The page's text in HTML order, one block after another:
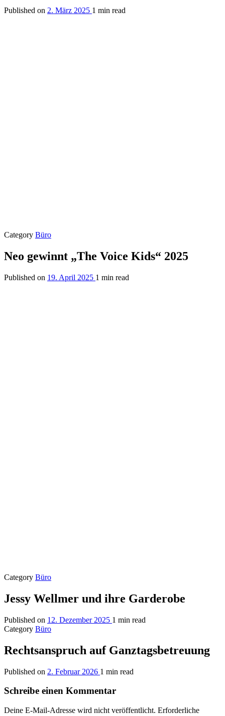
Published on 2. März 2025 1 min read
Category Büro
Neo gewinnt „The Voice Kids“ 2025
Published on 19. April 2025 1 min read
Category Büro
Jessy Wellmer und ihre Garderobe
Published on 12. Dezember 2025 1 min read
Category Büro
Rechtsanspruch auf Ganztagsbetreuung
Published on 2. Februar 2026 1 min read
Schreibe einen Kommentar
Deine E-Mail-Adresse wird nicht veröffentlicht. Erforderliche